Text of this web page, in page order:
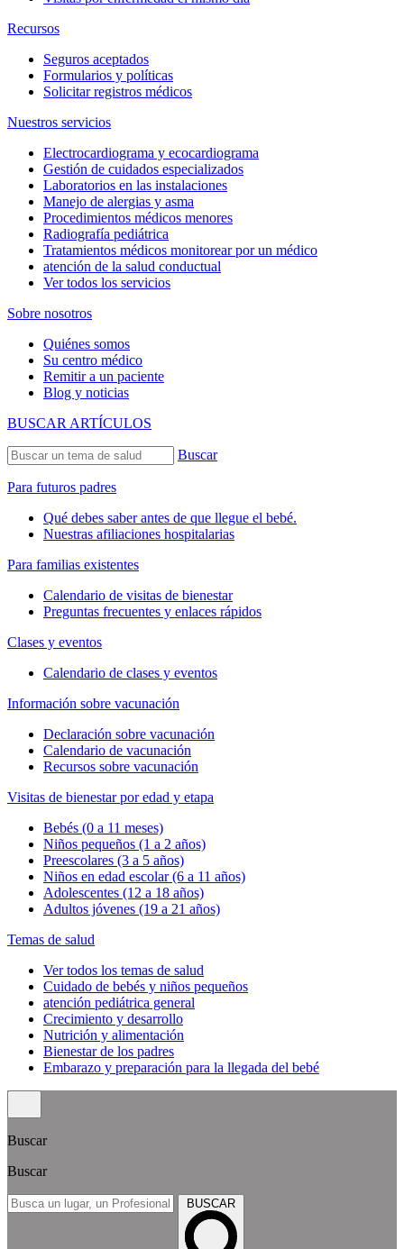
Recursos
Seguros aceptados
Formularios y políticas
Solicitar registros médicos
Nuestros servicios
Electrocardiograma y ecocardiograma
Gestión de cuidados especializados
Laboratorios en las instalaciones
Manejo de alergias y asma
Procedimientos médicos menores
Radiografía pediátrica
Tratamientos médicos monitorear por un médico
atención de la salud conductual
Ver todos los servicios
Sobre nosotros
Quiénes somos
Su centro médico
Remitir a un paciente
Blog y noticias
BUSCAR ARTÍCULOS
Buscar
Para futuros padres
Qué debes saber antes de que llegue el bebé.
Nuestras afiliaciones hospitalarias
Para familias existentes
Calendario de visitas de bienestar
Preguntas frecuentes y enlaces rápidos
Clases y eventos
Calendario de clases y eventos
Información sobre vacunación
Declaración sobre vacunación
Calendario de vacunación
Recursos sobre vacunación
Visitas de bienestar por edad y etapa
Bebés (0 a 11 meses)
Niños pequeños (1 a 2 años)
Preescolares (3 a 5 años)
Niños en edad escolar (6 a 11 años)
Adolescentes (12 a 18 años)
Adultos jóvenes (19 a 21 años)
Temas de salud
Ver todos los temas de salud
Cuidado de bebés y niños pequeños
atención pediátrica general
Crecimiento y desarrollo
Nutrición y alimentación
Bienestar de los padres
Embarazo y preparación para la llegada del bebé
Buscar
Buscar
BUSCAR